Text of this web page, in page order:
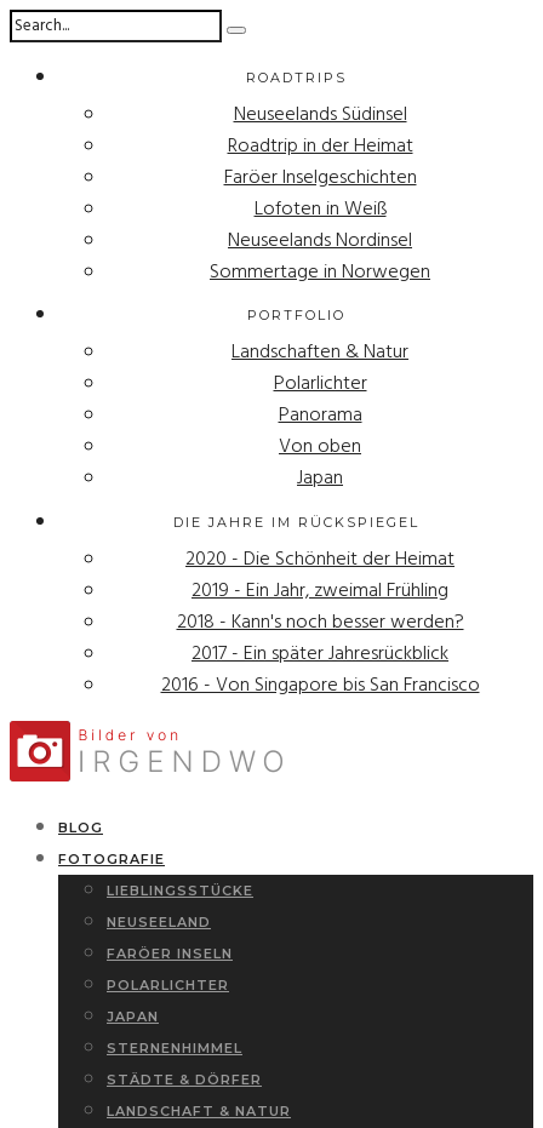
ROADTRIPS
Neuseelands Südinsel
Roadtrip in der Heimat
Faröer Inselgeschichten
Lofoten in Weiß
Neuseelands Nordinsel
Sommertage in Norwegen
PORTFOLIO
Landschaften & Natur
Polarlichter
Panorama
Von oben
Japan
DIE JAHRE IM RÜCKSPIEGEL
2020 - Die Schönheit der Heimat
2019 - Ein Jahr, zweimal Frühling
2018 - Kann's noch besser werden?
2017 - Ein später Jahresrückblick
2016 - Von Singapore bis San Francisco
BLOG
FOTOGRAFIE
LIEBLINGSSTÜCKE
NEUSEELAND
FARÖER INSELN
POLARLICHTER
JAPAN
STERNENHIMMEL
STÄDTE & DÖRFER
LANDSCHAFT & NATUR